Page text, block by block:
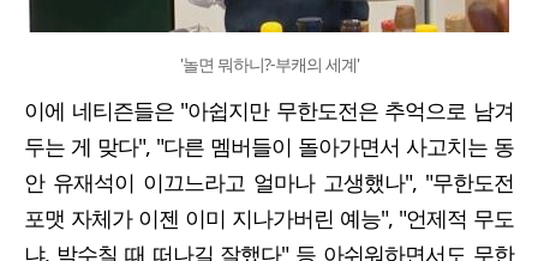
'놀면 뭐하니?-부캐의 세계'
이에 네티즌들은 "아쉽지만 무한도전은 추억으로 남겨
두는 게 맞다", "다른 멤버들이 돌아가면서 사고치는 동
안 유재석이 이끄느라고 얼마나 고생했나", "무한도전
포맷 자체가 이젠 이미 지나가버린 예능", "언제적 무도
냐, 박수칠 때 떠나길 잘했다" 등 아쉬워하면서도 무한